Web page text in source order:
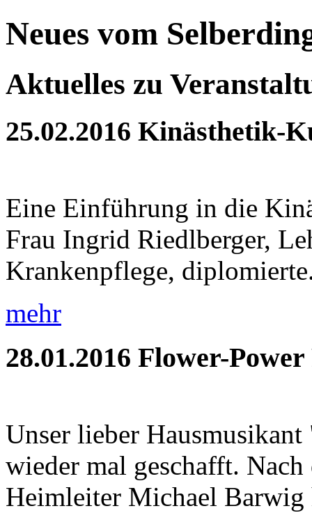
Neues vom
Aktuelles zu
25.02.2016 Kinästhetik-
Eine Einführung in die
Frau Ingrid Riedlberger,
Krankenpflege,
mehr
28.01.2016 Flower-Power
Unser lieber
wieder mal geschafft.
Heimleiter Michael Barwig